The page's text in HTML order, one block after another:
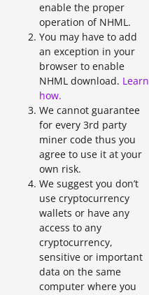
enable the proper
operation of NHML.
You may have to add
an exception in your
browser to enable
NHML download. Learn
how.
We cannot guarantee
for every 3rd party
miner code thus you
agree to use it at your
own risk.
We suggest you don’t
use cryptocurrency
wallets or have any
access to any
cryptocurrency,
sensitive or important
data on the same
computer where you